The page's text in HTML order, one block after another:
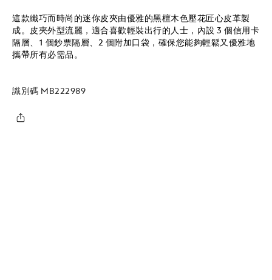
這款纖巧而時尚的迷你皮夾由優雅的黑檀木色壓花匠心皮革製
成。皮夾外型流麗，適合喜歡輕裝出行的人士，內設 3 個信用卡
隔層、1 個鈔票隔層、2 個附加口袋，確保您能夠輕鬆又優雅地
攜帶所有必需品。
識別碼 MB222989